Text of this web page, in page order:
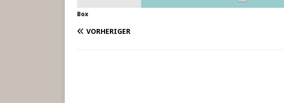
Box
VORHERIGER